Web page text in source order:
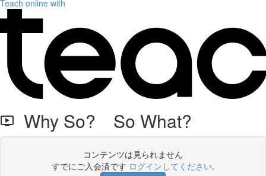
Teach online with
Why So? So What?
コンテンツは見られません
すでにご入会済です ログインしてください.